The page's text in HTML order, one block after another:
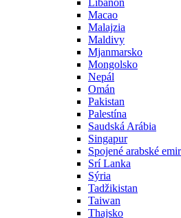
Libanon
Macao
Malajzia
Maldivy
Mjanmarsko
Mongolsko
Nepál
Omán
Pakistan
Palestína
Saudská Arábia
Singapur
Spojené arabské
Srí Lanka
Sýria
Tadžikistan
Taiwan
Thajsko